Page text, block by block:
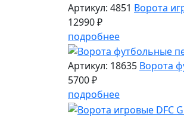
Артикул: 4851 Ворота
12990 ₽
подробнее
Артикул: 18635 Ворота
5700 ₽
подробнее